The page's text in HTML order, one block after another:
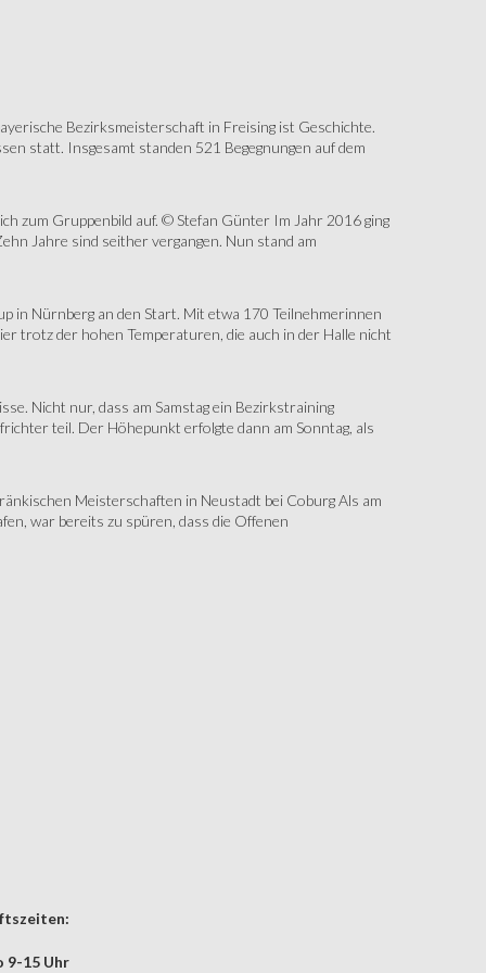
Bezirksmeisterschaft in Freising ist Geschichte.
statt. Insgesamt standen 521 Begegnungen auf dem
zum Gruppenbild auf. © Stefan Günter Im Jahr 2016 ging
Jahre sind seither vergangen. Nun stand am
in Nürnberg an den Start. Mit etwa 170 Teilnehmerinnen
trotz der hohen Temperaturen, die auch in der Halle nicht
Nicht nur, dass am Samstag ein Bezirkstraining
teil. Der Höhepunkt erfolgte dann am Sonntag, als
Meisterschaften in Neustadt bei Coburg Als am
war bereits zu spüren, dass die Offenen
9-15 Uhr